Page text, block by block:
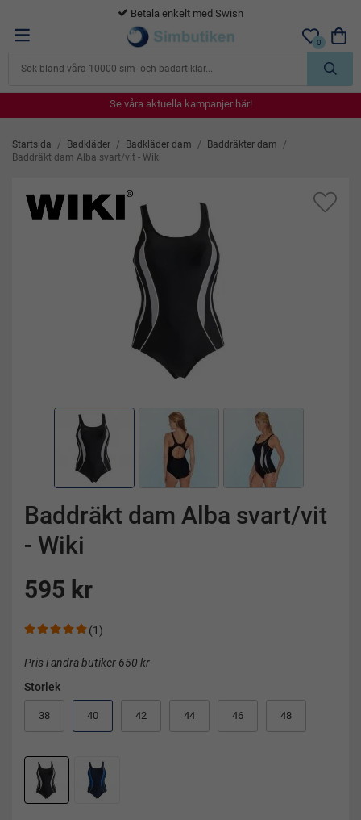
365 dagars öppet köp
0
Se våra aktuella kampanjer här!
Se våra aktuella kampanjer här!
Se våra aktuella kampanjer här!
Se våra aktuella kampanjer här!
Startsida / Badkläder / Badkläder dam / Baddräkter dam
/
Baddräkt dam Alba svart/vit - Wiki
Baddräkt dam Alba svart/vit
- Wiki
595 kr
(1)
Pris i andra butiker 650 kr
Storlek
38 40 42 44 46 48